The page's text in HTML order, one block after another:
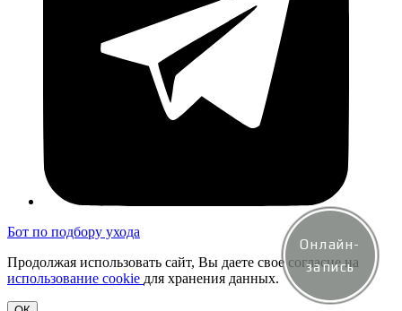
Онлайн-
запись
Бот по подбору ухода
Продолжая использовать сайт, Вы даете свое согласие на
использование cookie для хранения данных.